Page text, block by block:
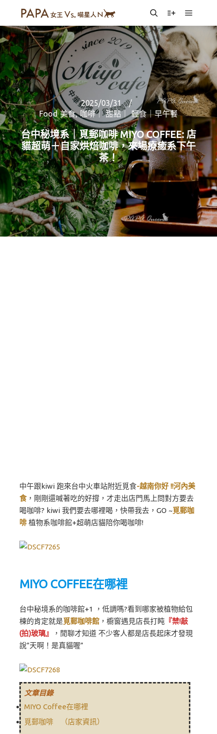
SearchMore info
Main
2025/03/31
Food 美食,咖啡｜ 甜點｜ 輕食｜早午餐
台中秘境系｜覓郵咖啡 MIYO COFFEE: 店
貓超萌＋自家烘焙咖啡，來場療癒系下午
茶！
中午跟kiwi 跑來台中火車站附近覓食-越南你好 !!河內美
食 ，剛剛還喊著吃的好撐，才走出店門馬上問對方要去
喝咖啡? kiwi 我們要去哪裡喝，快帶我去，GO ~覓郵咖
啡 植物系咖啡館+超萌店貓陪你喝咖啡!
MIYO COFFEE在哪裡
台中秘境系的咖啡館+1 ，低調嗎?看到哪家被植物給包
棟的肯定就是覓郵咖啡館 ，櫥窗遇見店長打盹 『禁!敲
(拍)玻璃』
，閒聊才知道 不少客人都是店長起床才發現
說”天啊！是真貓喔”
文章目錄
MIYO Coffee在哪裡
覓郵咖啡 （店家資訊）